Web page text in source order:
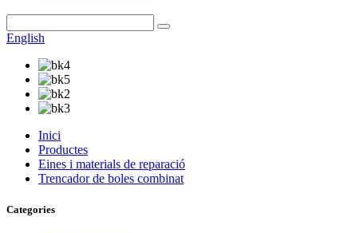
English
Inici
Productes
Eines i materials de reparació
Trencador de boles combinat
Categories